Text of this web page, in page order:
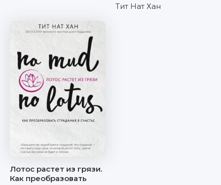
Тит Нат Хан
Лотос растет из грязи.
Как преобразовать